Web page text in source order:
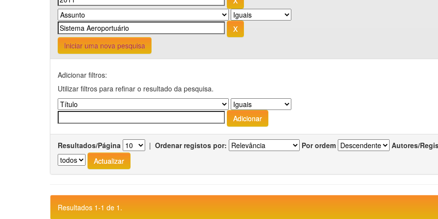
Iniciar uma nova pesquisa
Adicionar filtros:
Utilizar filtros para refinar o resultado da pesquisa.
Resultados/Página | Ordenar registos por: Por ordem Autores/
Resultados 1-1 de 1.